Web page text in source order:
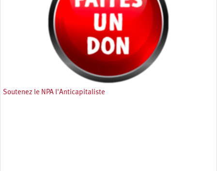
Soutenez le NPA l'Anticapitaliste